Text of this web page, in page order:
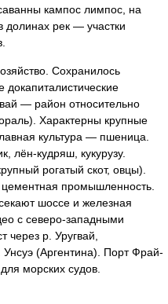
кампос лимпос, на
долинах рек — участки
Сохранилось
докапиталистические
— район относительно
Характерны крупные
культура — пшеница.
лён-кудряш, кукурузу.
рогатый скот, овцы).
промышленность.
шоссе и железная
с северо-западными
через р. Уругвай,
(Аргентина). Порт Фрай-
морских судов.